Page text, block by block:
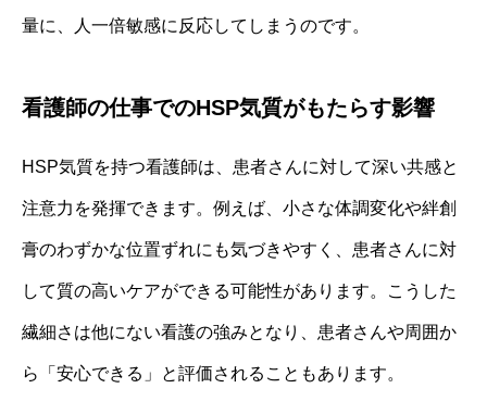
量に、人一倍敏感に反応してしまうのです。
看護師の仕事でのHSP気質がもたらす影響
HSP気質を持つ看護師は、患者さんに対して深い共感と
注意力を発揮できます。例えば、小さな体調変化や絆創
膏のわずかな位置ずれにも気づきやすく、患者さんに対
して質の高いケアができる可能性があります。こうした
繊細さは他にない看護の強みとなり、患者さんや周囲か
ら「安心できる」と評価されることもあります。